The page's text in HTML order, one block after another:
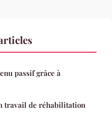
passif grâce à
travail de réhabilitation